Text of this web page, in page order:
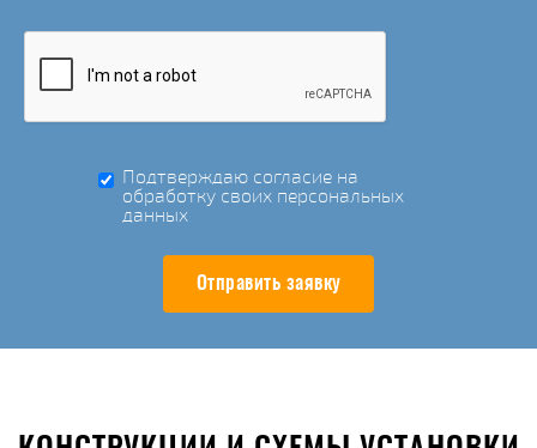
Подтверждаю согласие на
обработку своих персональных
данных
Отправить заявку